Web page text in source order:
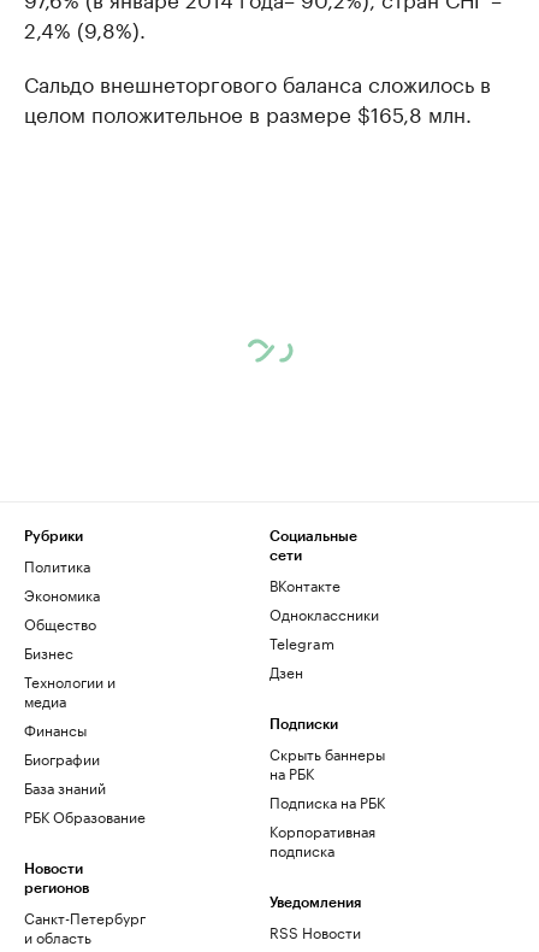
2,4% (9,8%).
Сальдо внешнеторгового баланса сложилось в
целом положительное в размере $165,8 млн.
Рубрики
Политика
Экономика
Общество
Бизнес
Технологии и
медиа
Финансы
Биографии
База знаний
РБК Образование
Новости
регионов
Санкт-Петербург
и область
Социальные
сети
ВКонтакте
Одноклассники
Telegram
Дзен
Подписки
Скрыть баннеры
на РБК
Подписка на РБК
Корпоративная
подписка
Уведомления
RSS Новости